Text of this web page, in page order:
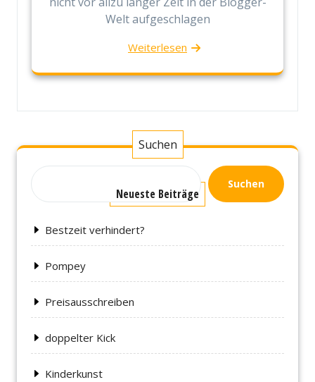
Welt aufgeschlagen
Weiterlesen
Suchen
Suchen
Neueste Beiträge
Bestzeit verhindert?
Pompey
Preisausschreiben
doppelter Kick
Kinderkunst